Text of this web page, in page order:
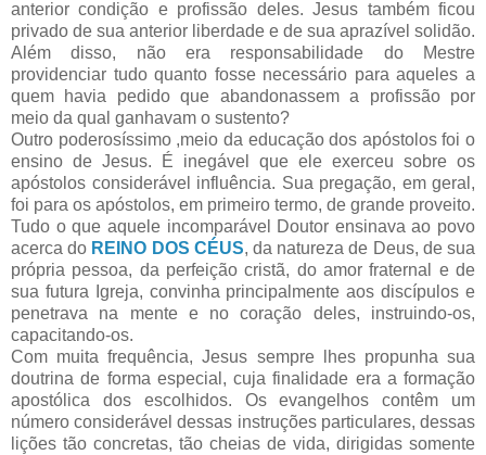
anterior condição e profissão deles. Jesus também ficou
privado de sua anterior liberdade e de sua aprazível solidão.
Além disso, não era responsabilidade do Mestre
providenciar tudo quanto fosse necessário para aqueles a
quem havia pedido que abandonassem a profissão por
meio da qual ganhavam o sustento?
Outro poderosíssimo ,meio da educação dos apóstolos foi o
ensino de Jesus. É inegável que ele exerceu sobre os
apóstolos considerável influência. Sua pregação, em geral,
foi para os apóstolos, em primeiro termo, de grande proveito.
Tudo o que aquele incomparável Doutor ensinava ao povo
acerca do REINO DOS CÉUS, da natureza de Deus, de sua
própria pessoa, da perfeição cristã, do amor fraternal e de
sua futura Igreja, convinha principalmente aos discípulos e
penetrava na mente e no coração deles, instruindo-os,
capacitando-os.
Com muita frequência, Jesus sempre lhes propunha sua
doutrina de forma especial, cuja finalidade era a formação
apostólica dos escolhidos. Os evangelhos contêm um
número considerável dessas instruções particulares, dessas
lições tão concretas, tão cheias de vida, dirigidas somente